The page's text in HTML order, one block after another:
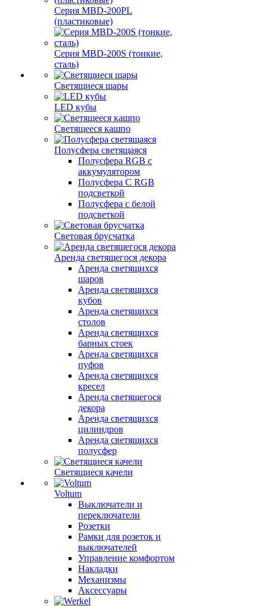
Серия MBD-200PL
(пластиковые)
Серия MBD-200S (тонкие,
сталь)
Светящиеся шары
LED кубы
Светящееся кашпо
Полусфера светящаяся
Полусфера RGB с
аккумулятором
Полусфера С RGB
подсветкой
Полусфера с белой
подсветкой
Световая брусчатка
Аренда светящегося декора
Аренда светящихся
шаров
Аренда светящихся
кубов
Аренда светящихся
столов
Аренда светящихся
барных стоек
Аренда светящихся
пуфов
Аренда светящихся
кресел
Аренда светящегося
декора
Аренда светящихся
цилиндров
Аренда светящихся
полусфер
Светящиеся качели
Voltum
Выключатели и
переключатели
Розетки
Рамки для розеток и
выключателей
Управление комфортом
Накладки
Механизмы
Аксессуары